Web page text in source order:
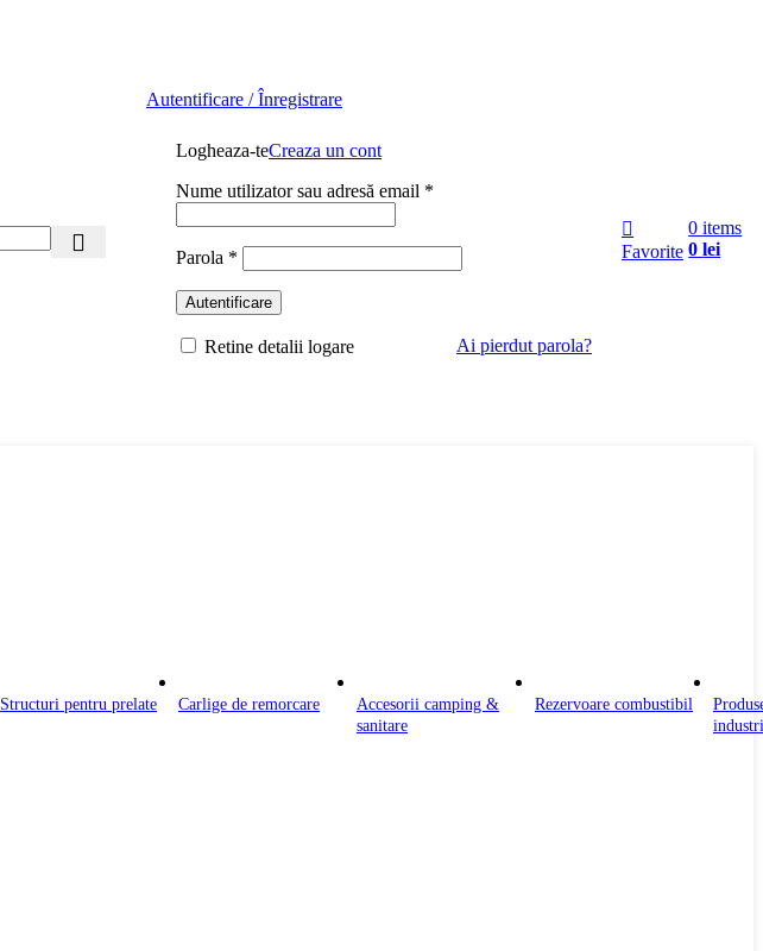
Autentificare / Înregistrare
Logheaza-teCreaza un cont
Nume utilizator sau adresă email *
Parola *
Autentificare
Ai pierdut parola?
Retine detalii logare
Favorite
0items
0lei
Structuri pentru prelate Carlige de remorcare
Accesorii camping &
sanitare
Rezervoare combustibil